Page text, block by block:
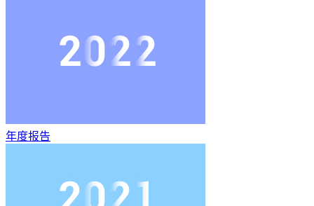
年度报告